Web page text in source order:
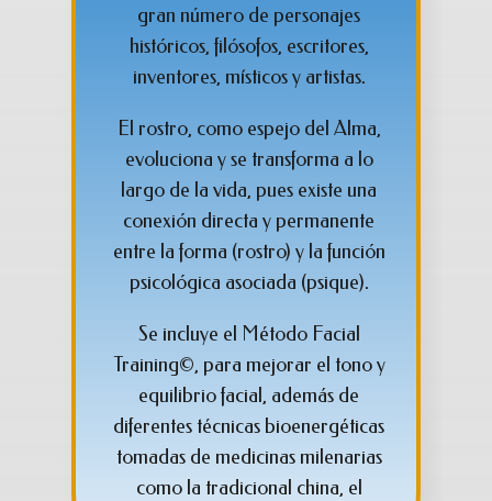
gran número de personajes
históricos, filósofos, escritores,
inventores, místicos y artistas.
El rostro, como espejo del Alma,
evoluciona y se transforma a lo
largo de la vida, pues existe una
conexión directa y permanente
entre la forma (rostro) y la función
psicológica asociada (psique).
Se incluye el Método Facial
Training©, para mejorar el tono y
equilibrio facial, además de
diferentes técnicas bioenergéticas
tomadas de medicinas milenarias
como la tradicional china, el